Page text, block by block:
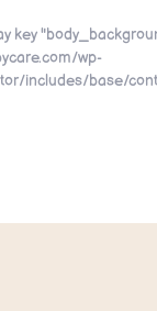
key
wp-
includes/base/